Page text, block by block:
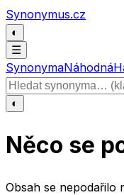
Přeskočit na obsah
Synonymus.cz
◐
☰
SynonymaNáhodná
Hledat slovo
◐
Něco se
Obsah se nepodařilo